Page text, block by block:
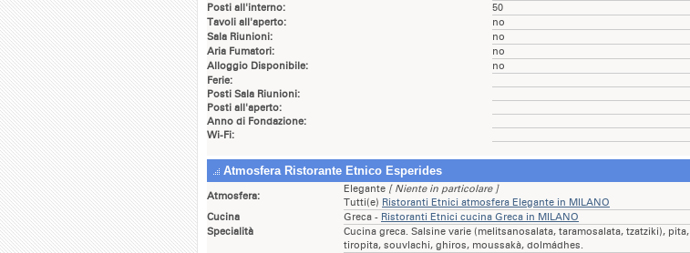
Posti all'interno:
50
Tavoli all'aperto:
no
Sala Riunioni:
no
Aria Fumatori:
no
Alloggio Disponibile:
no
Ferie:
Posti Sala Riunioni:
Posti all'aperto:
Anno di Fondazione:
Wi-Fi:
Atmosfera Ristorante Etnico Esperides
Atmosfera:
Elegante [ Niente in particolare ]
Tutti(e) Ristoranti Etnici atmosfera Elegante in MILANO
Cucina
Greca - Ristoranti Etnici cucina Greca in MILANO
Specialità
Cucina greca. Salsine varie (melitsanosalata, taramosalata, tzatziki), pita,
tiropita, souvlachi, ghiros, moussakà, dolmádhes.